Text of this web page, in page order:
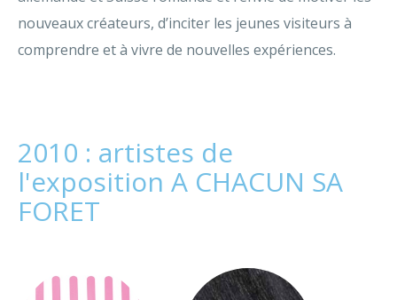
nouveaux créateurs, d’inciter les jeunes visiteurs à
comprendre et à vivre de nouvelles expériences.
2010 : artistes de
l'exposition A CHACUN SA
FORET